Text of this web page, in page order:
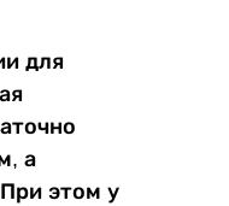
для
а
этом у